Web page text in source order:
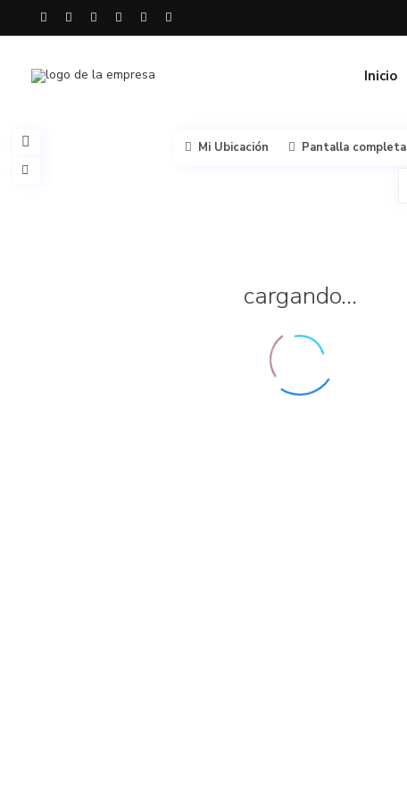
Inicio
cargando...
Mi Ubicación Pantalla completa